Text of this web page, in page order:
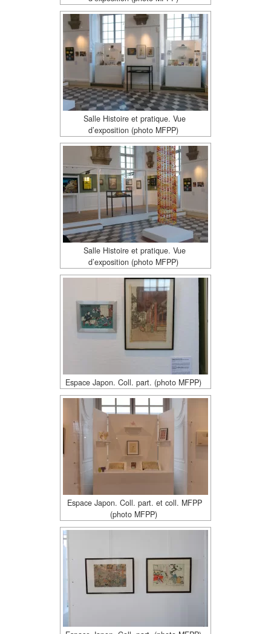
Salle Histoire et pratique. Vue
d’exposition (photo MFPP)
Salle Histoire et pratique. Vue
d’exposition (photo MFPP)
Espace Japon. Coll. part. (photo MFPP)
Espace Japon. Coll. part. et coll. MFPP
(photo MFPP)